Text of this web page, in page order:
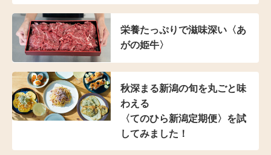
栄養たっぷりで滋味深い〈あ
がの姫牛〉
秋深まる新潟の旬を丸ごと味
わえる
〈てのひら新潟定期便〉 を試
してみました！